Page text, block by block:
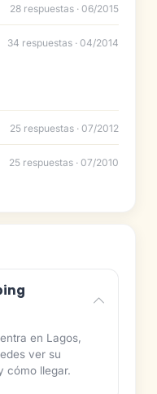
28 respuestas · 06/2015
34 respuestas · 04/2014
25 respuestas · 07/2012
25 respuestas · 07/2010
en Lagos,
ver su
cómo llegar.